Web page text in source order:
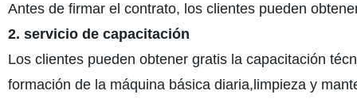
Antes de firmar el contrato, los clientes pueden
2. servicio de capacitación
Los clientes pueden obtener gratis la capacitación
formación de la máquina básica diaria,limpieza y